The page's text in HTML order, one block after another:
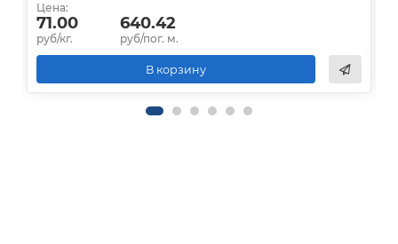
Цена:
71.00
руб/кг.
640.42
руб/пог. м.
В корзину